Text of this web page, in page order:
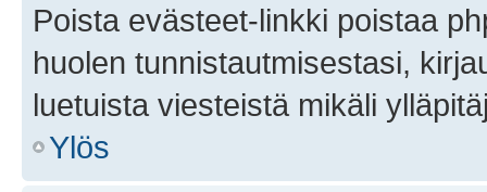
Poista evästeet-linkki poistaa
huolen tunnistautmisestasi,
luetuista viesteistä mikäli
Ylös